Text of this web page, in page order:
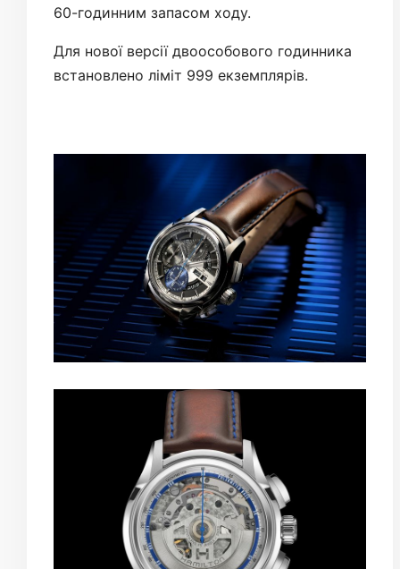
60-годинним запасом ходу.
Для нової версії двоособового годинника
встановлено ліміт 999 екземплярів.